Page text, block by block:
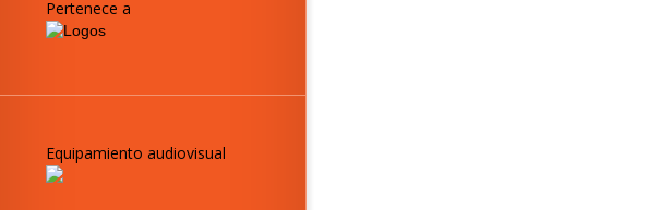
Pertenece a
Equipamiento audiovisual